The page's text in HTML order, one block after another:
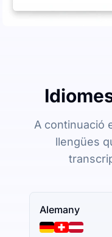
A continuació
llengües
Alemany